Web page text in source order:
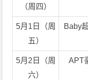
（周四）
5月1日（周
五）
Baby
5月2日（周
六）
APT